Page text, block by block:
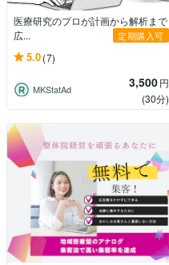
医療研究のプロが計画から解析まで
広...
定期購入可
5.0(7)
MKStatAd 3,500円
(30分)